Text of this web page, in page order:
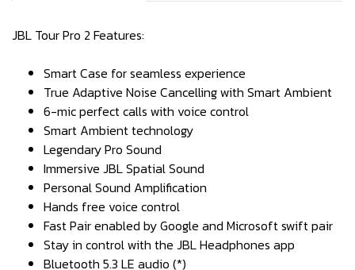
JBL Tour Pro 2 Features:
Smart Case for seamless experience
True Adaptive Noise Cancelling with Smart Ambient
6-mic perfect calls with voice control
Smart Ambient technology
Legendary Pro Sound
Immersive JBL Spatial Sound
Personal Sound Amplification
Hands free voice control
Fast Pair enabled by Google and Microsoft swift pair
Stay in control with the JBL Headphones app
Bluetooth 5.3 LE audio (*)